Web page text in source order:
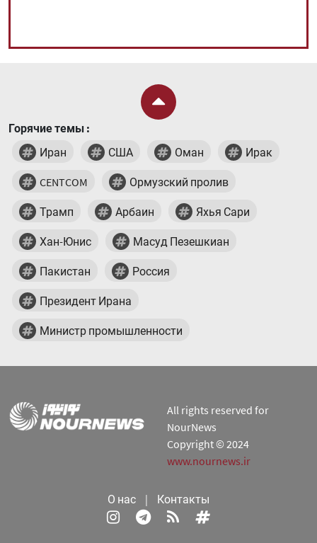
Горячие темы :
Иран
США Оман Ирак
CENTCOM Ормузский пролив
Трамп Арбаин Яхья Сари
Хан-Юнис Масуд Пезешкиан
Пакистан Россия
Президент Ирана
Министр промышленности
All rights reserved for
NourNews
Copyright © 2024
www.nournews.ir
О нас | Контакты